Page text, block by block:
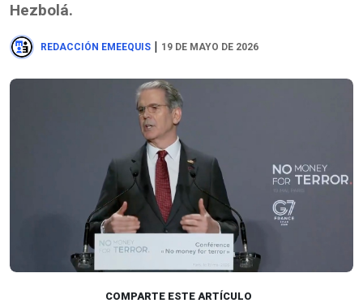
Hezbolá.
REDACCIÓN EMEEQUIS | 19 DE MAYO DE 2026
COMPARTE ESTE ARTÍCULO